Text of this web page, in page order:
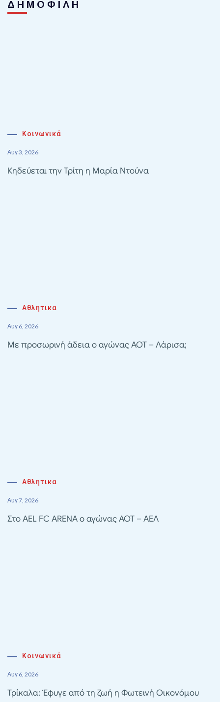
ΔΗΜΟΦΙΛΗ
Κοινωνικά
Αυγ 3, 2026
Κηδεύεται την Τρίτη η Μαρία Ντούνα
Αθλητικα
Αυγ 6, 2026
Με προσωρινή άδεια ο αγώνας ΑΟΤ – Λάρισα;
Αθλητικα
Αυγ 7, 2026
Στο AEL FC ARENA ο αγώνας ΑΟΤ – ΑΕΛ
Κοινωνικά
Αυγ 6, 2026
Τρίκαλα: Έφυγε από τη ζωή η Φωτεινή Οικονόμου